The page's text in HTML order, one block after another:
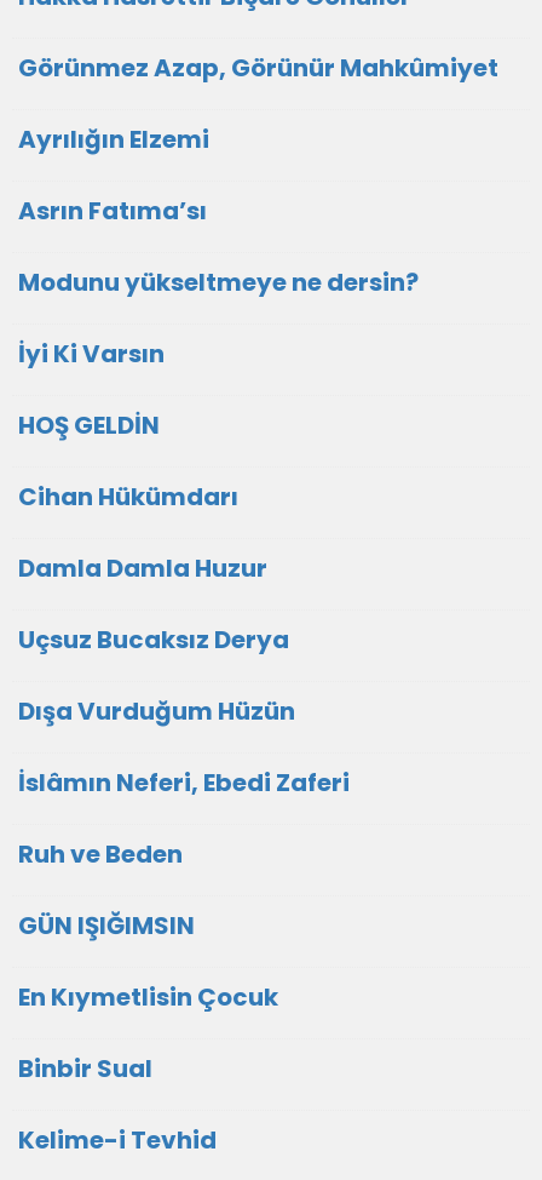
Görünmez Azap, Görünür Mahkûmiyet
Ayrılığın Elzemi
Asrın Fatıma’sı
Modunu yükseltmeye ne dersin?
İyi Ki Varsın
HOŞ GELDİN
Cihan Hükümdarı
Damla Damla Huzur
Uçsuz Bucaksız Derya
Dışa Vurduğum Hüzün
İslâmın Neferi, Ebedi Zaferi
Ruh ve Beden
GÜN IŞIĞIMSIN
En Kıymetlisin Çocuk
Binbir Sual
Kelime-i Tevhid